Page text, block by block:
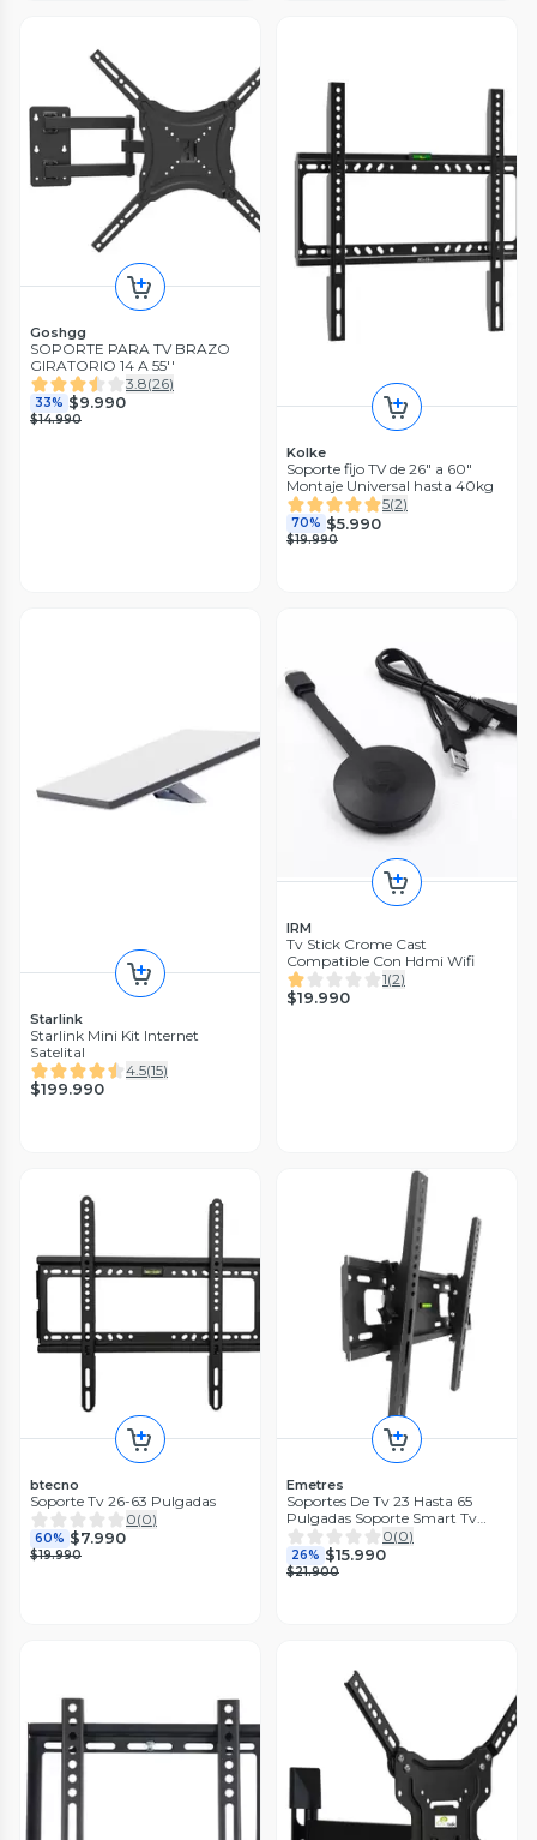
Goshgg
SOPORTE PARA TV BRAZO
GIRATORIO 14 A 55''
3.8(26)
33% $9.990
$14.990
Kolke
Soporte fijo TV de 26" a 60"
Montaje Universal hasta 40kg
5(2)
70% $5.990
$19.990
Starlink
Starlink Mini Kit Internet
Satelital
4.5(15)
$199.990
IRM
Tv Stick Crome Cast
Compatible Con Hdmi Wifi
1(2)
$19.990
btecno
Soporte Tv 26-63 Pulgadas
0(0)
60% $7.990
$19.990
Emetres
Soportes De Tv 23 Hasta 65
Pulgadas Soporte Smart Tv
Soporte Televisor Brazo Para Tv
Base Tv
0(0)
26% $15.990
$21.900